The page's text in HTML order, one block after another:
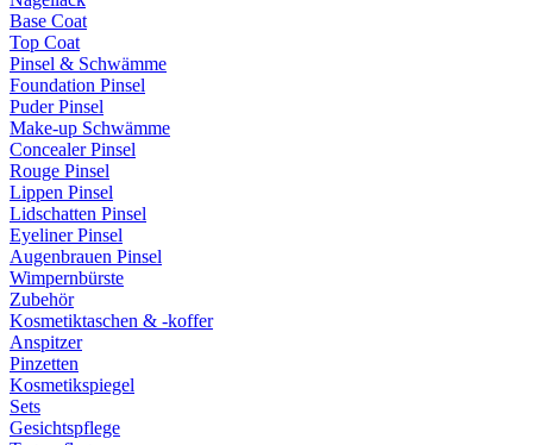
Base Coat
Top Coat
Pinsel & Schwämme
Foundation Pinsel
Puder Pinsel
Make-up Schwämme
Concealer Pinsel
Rouge Pinsel
Lippen Pinsel
Lidschatten Pinsel
Eyeliner Pinsel
Augenbrauen Pinsel
Wimpernbürste
Zubehör
Kosmetiktaschen & -koffer
Anspitzer
Pinzetten
Kosmetikspiegel
Sets
Gesichtspflege